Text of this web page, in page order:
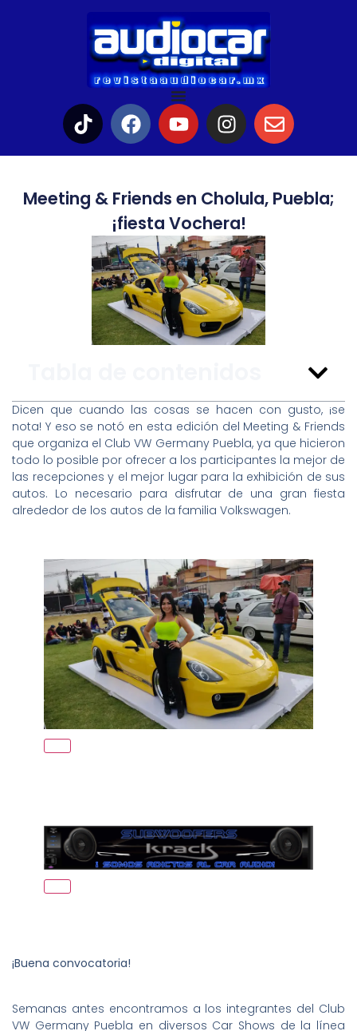
Meeting & Friends en Cholula, Puebla;
¡fiesta Vochera!
Dicen que cuando las cosas se hacen con gusto, ¡se
nota! Y eso se notó en esta edición del Meeting & Friends
que organiza el Club VW Germany Puebla, ya que hicieron
todo lo posible por ofrecer a los participantes la mejor de
las recepciones y el mejor lugar para la exhibición de sus
autos. Lo necesario para disfrutar de una gran fiesta
alrededor de los autos de la familia Volkswagen.
¡Buena convocatoria!
Semanas antes encontramos a los integrantes del Club
VW Germany Puebla en diversos Car Shows de la línea